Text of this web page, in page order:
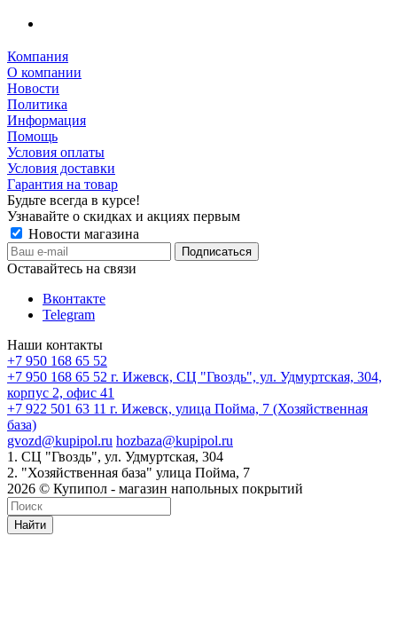
Компания
О компании
Новости
Политика
Информация
Помощь
Условия оплаты
Условия доставки
Гарантия на товар
Будьте всегда в курсе!
Узнавайте о скидках и акциях первым
Новости магазина
Оставайтесь на связи
Вконтакте
Telegram
Наши контакты
+7 950 168 65 52
+7 950 168 65 52 г. Ижевск, СЦ "Гвоздь", ул. Удмуртская, 304,
корпус 2, офис 41
+7 922 501 63 11 г. Ижевск, улица Пойма, 7 (Хозяйственная
база)
gvozd@kupipol.ru hozbaza@kupipol.ru
1. СЦ "Гвоздь", ул. Удмуртская, 304
2. "Хозяйственная база" улица Пойма, 7
2026 © Купипол - магазин напольных покрытий
Найти